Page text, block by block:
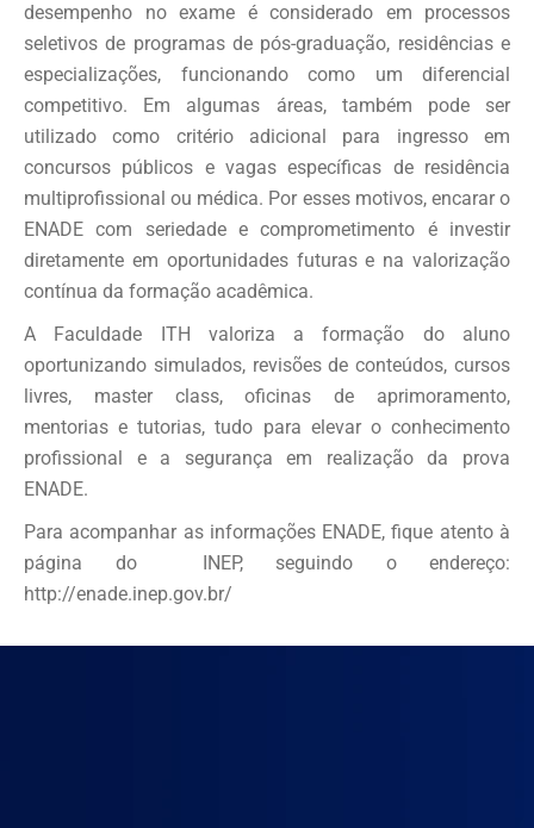
desempenho no exame é considerado em processos
seletivos de programas de pós-graduação, residências e
especializações, funcionando como um diferencial
competitivo. Em algumas áreas, também pode ser
utilizado como critério adicional para ingresso em
concursos públicos e vagas específicas de residência
multiprofissional ou médica. Por esses motivos, encarar o
ENADE com seriedade e comprometimento é investir
diretamente em oportunidades futuras e na valorização
contínua da formação acadêmica.
A Faculdade ITH valoriza a formação do aluno
oportunizando simulados, revisões de conteúdos, cursos
livres, master class, oficinas de aprimoramento,
mentorias e tutorias, tudo para elevar o conhecimento
profissional e a segurança em realização da prova
ENADE.
Para acompanhar as informações ENADE, fique atento à
página do INEP, seguindo o endereço:
http://enade.inep.gov.br/